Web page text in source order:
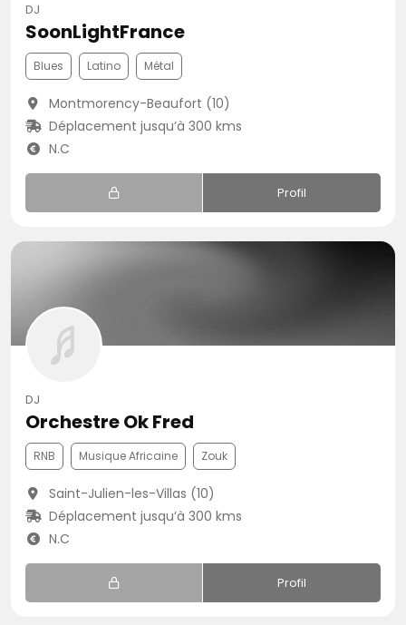
DJ
SoonLightFrance
Blues Latino Métal
Montmorency-Beaufort (10)
Déplacement jusqu’à 300 kms
N.C
Profil
DJ
Orchestre Ok Fred
RNB Musique Africaine Zouk
Saint-Julien-les-Villas (10)
Déplacement jusqu’à 300 kms
N.C
Profil